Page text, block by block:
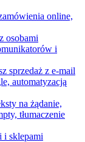
online,
osobami
i
sprzedaż z e-mail
automatyzacją
na żądanie,
tłumaczenie
i sklepami